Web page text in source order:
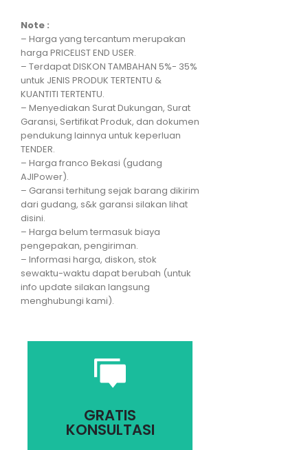
Note :
– Harga yang tercantum merupakan
harga PRICELIST END USER.
– Terdapat DISKON TAMBAHAN 5%- 35%
untuk JENIS PRODUK TERTENTU &
KUANTITI TERTENTU.
– Menyediakan Surat Dukungan, Surat
Garansi, Sertifikat Produk, dan dokumen
pendukung lainnya untuk keperluan
TENDER.
– Harga franco Bekasi (gudang
AJIPower).
– Garansi terhitung sejak barang dikirim
dari gudang, s&k garansi silakan lihat
disini.
– Harga belum termasuk biaya
pengepakan, pengiriman.
– Informasi harga, diskon, stok
sewaktu-waktu dapat berubah (untuk
info update silakan langsung
menghubungi kami).
GRATIS
KONSULTASI
yang terbaik untuk
kebutuhan Anda